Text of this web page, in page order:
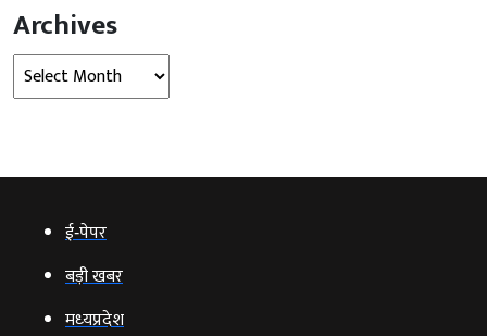
Archives
Archives
ई‑पेपर
बड़ी खबर
मध्‍यप्रदेश